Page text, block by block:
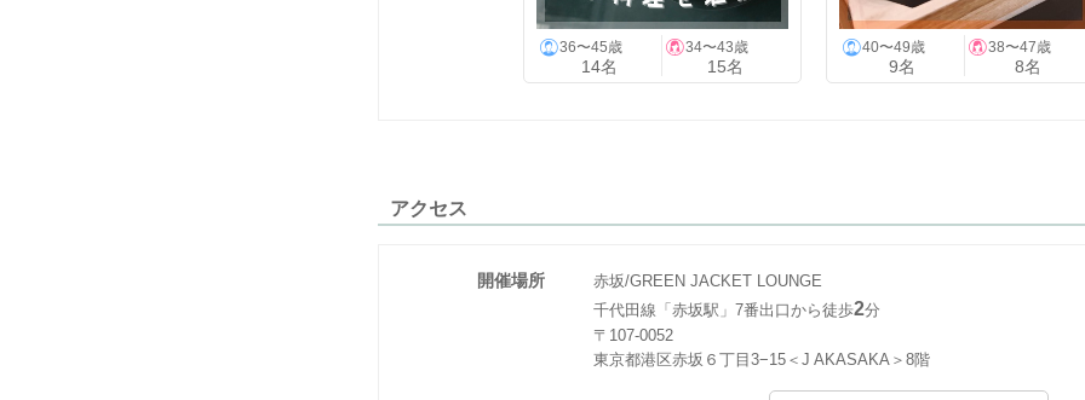
36〜45歳
14名
34〜43歳
15名
40〜49歳
9名
38〜47歳
8名
アクセス
開催場所
赤坂/GREEN JACKET LOUNGE
千代田線「赤坂駅」7番出口から徒歩2分
〒107-0052
東京都港区赤坂６丁目3−15＜J AKASAKA＞8階